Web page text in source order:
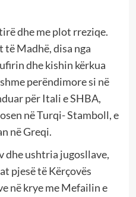
dhe me plot rreziqe.
të Madhë, disa nga
dhe kishin kërkua
perëndimore si në
për Itali e SHBA,
në Turqi- Stamboll, e
në Greqi.
dhe ushtria jugosllave,
pjesë të Kërçovës
në krye me Mefailin e